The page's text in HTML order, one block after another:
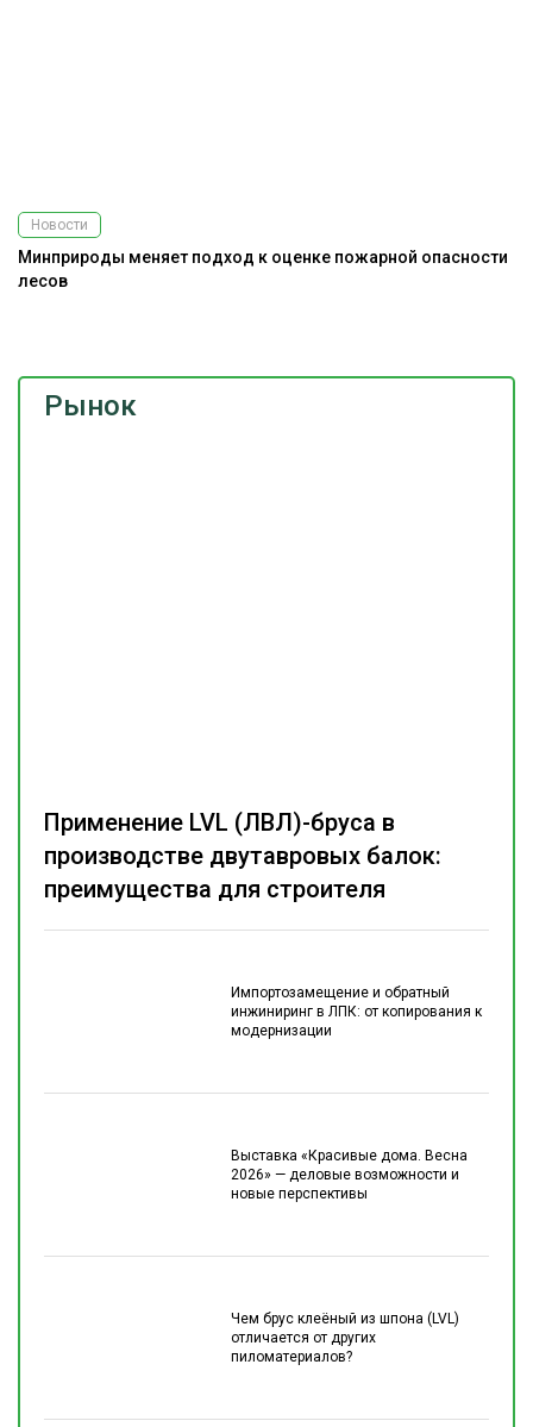
Рынок
Импортозамещение и обратный
инжиниринг в ЛПК: от копирования к
модернизации
Выставка «Красивые дома. Весна
2026» — деловые возможности и
новые перспективы
Чем брус клеёный из шпона (LVL)
отличается от других
пиломатериалов?
Применение LVL (ЛВЛ)-бруса в
производстве двутавровых балок:
преимущества для строителя
Новости
Минприроды меняет подход к оценке пожарной опасности
лесов